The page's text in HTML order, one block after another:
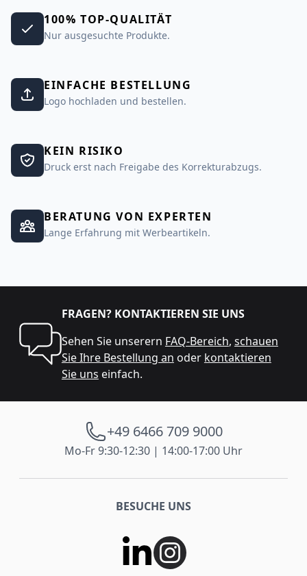
100% TOP-QUALITÄT
Nur ausgesuchte Produkte.
EINFACHE BESTELLUNG
Logo hochladen und bestellen.
KEIN RISIKO
Druck erst nach Freigabe des Korrekturabzugs.
BERATUNG VON EXPERTEN
Lange Erfahrung mit Werbeartikeln.
FRAGEN? KONTAKTIEREN SIE UNS
Sehen Sie unserern FAQ-Bereich, schauen
Sie Ihre Bestellung an oder kontaktieren
Sie uns einfach.
+49 6466 709 9000
Mo-Fr 9:30-12:30 | 14:00-17:00 Uhr
BESUCHE UNS